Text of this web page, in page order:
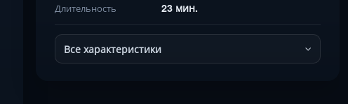
Длительность 23 мин.
Все характеристики